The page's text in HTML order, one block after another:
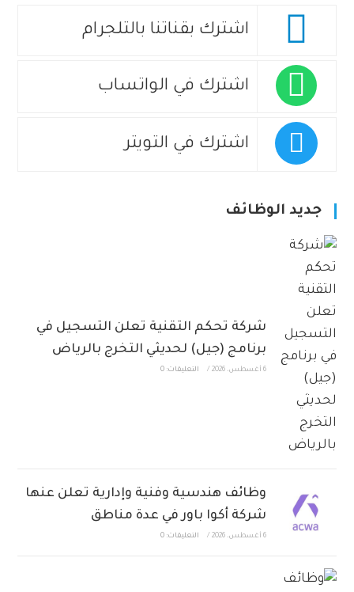
اشترك بقناتنا بالتلجرام
اشترك في الواتساب
اشترك في التويتر
جديد الوظائف
شركة تحكم التقنية تعلن التسجيل في
برنامج (جيل) لحديثي التخرج بالرياض
6 أغسطس، 2026 / التعليقات: 0
وظائف هندسية وفنية وإدارية تعلن عنها
شركة أكوا باور في عدة مناطق
6 أغسطس، 2026 / التعليقات: 0